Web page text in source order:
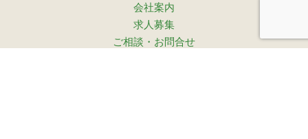
会社案内
求人募集
ご相談・お問合せ